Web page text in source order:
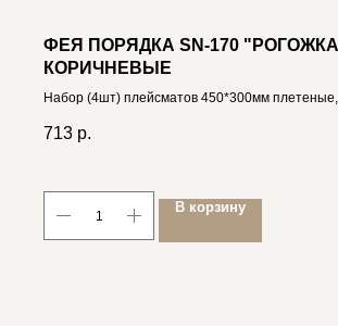
ФЕЯ ПОРЯДКА SN-170
КОРИЧНЕВЫЕ
Набор (4шт) плейсматов 450*300мм
713 р.
В корзину